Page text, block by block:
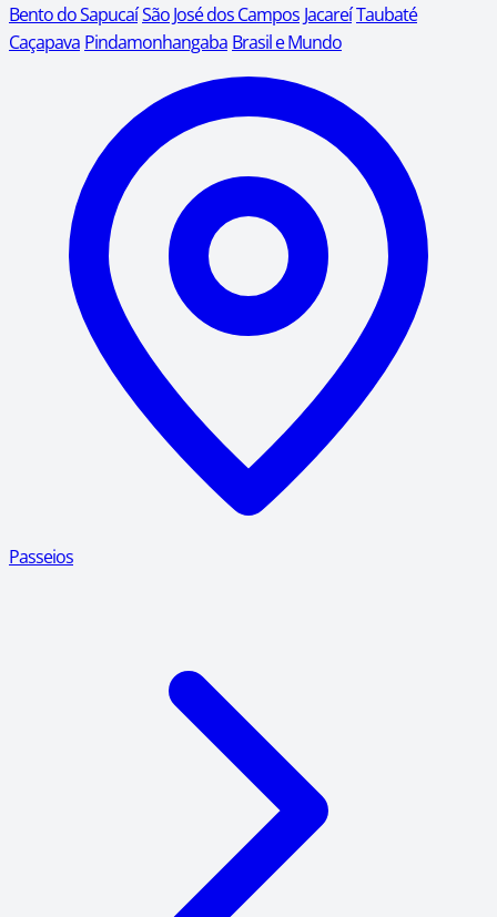
Bento do SapucaíSão José dos Campos JacareíTaubaté
Caçapava Pindamonhangaba Brasil e Mundo
Passeios